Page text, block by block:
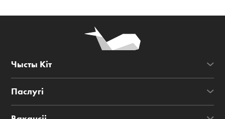
Чысты Кіт
Паслугі